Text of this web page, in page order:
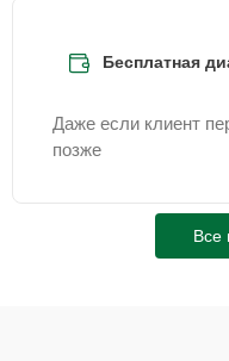
Бесплатная
Даже если клиент
позже
Все